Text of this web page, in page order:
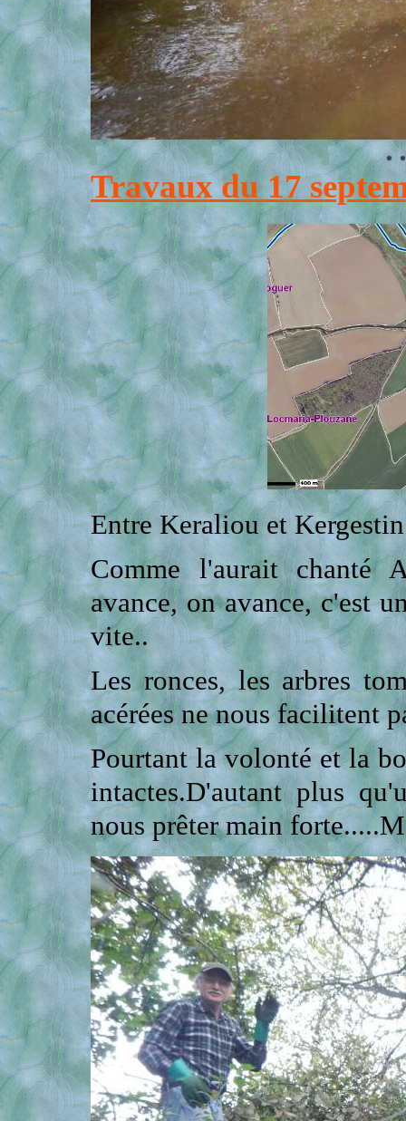
Travaux du 17
Entre Keraliou et Kergestin
Comme l'aurait chanté
avance, on avance, c'est
vite..
Les ronces, les arbres
acérées ne nous facilitent
Pourtant la volonté et la
intactes.D'autant plus
nous prêter main